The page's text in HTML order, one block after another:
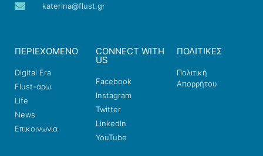
katerina@flust.gr
ΠΕΡΙΕΧΟΜΕΝΟ
Digital Era
Flust-άρω
Life
News
Επικοινωνία
CONNECT WITH
US
Facebook
Instagram
Twitter
LinkedIn
YouTube
ΠΟΛΙΤΙΚΕΣ
Πολιτική
Απορρήτου